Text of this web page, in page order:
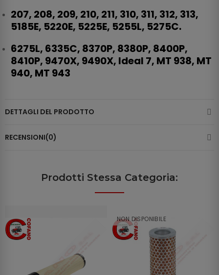
207, 208, 209, 210, 211, 310, 311, 312, 313,
5185E, 5220E, 5225E, 5255L, 5275C.
6275L, 6335C, 8370P, 8380P, 8400P,
8410P, 9470X, 9490X, Ideal 7, MT 938, MT
940, MT 943
DETTAGLI DEL PRODOTTO
RECENSIONI(0)
Prodotti Stessa Categoria:
NON DISPONIBILE